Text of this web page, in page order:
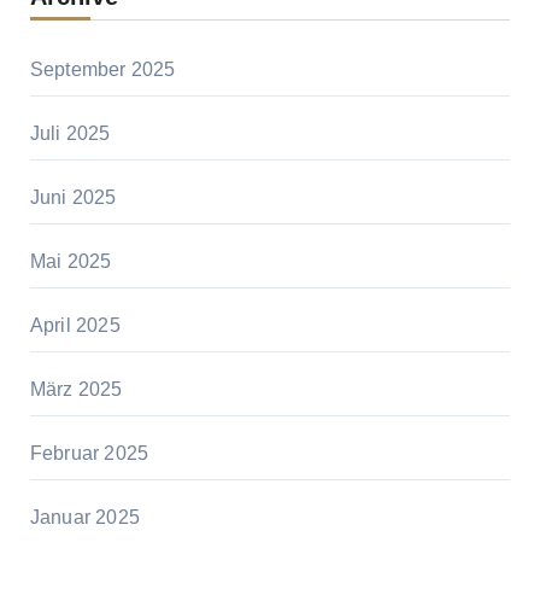
September 2025
Juli 2025
Juni 2025
Mai 2025
April 2025
März 2025
Februar 2025
Januar 2025